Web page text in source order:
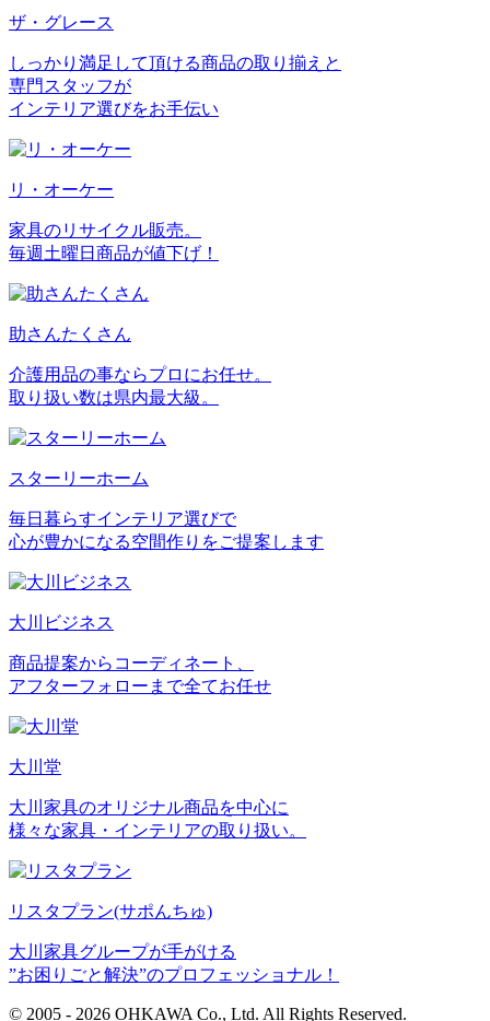
ザ・グレース
しっかり満足して頂ける商品の取り揃えと
専門スタッフが
インテリア選びをお手伝い
リ・オーケー
家具のリサイクル販売。
毎週土曜日商品が値下げ！
助さんたくさん
介護用品の事ならプロにお任せ。
取り扱い数は県内最大級。
スターリーホーム
毎日暮らすインテリア選びで
心が豊かになる空間作りをご提案します
大川ビジネス
商品提案からコーディネート、
アフターフォローまで全てお任せ
大川堂
大川家具のオリジナル商品を中心に
様々な家具・インテリアの取り扱い。
リスタプラン(サポんちゅ)
大川家具グループが手がける
”お困りごと解決”のプロフェッショナル！
© 2005 - 2026 OHKAWA Co., Ltd. All Rights Reserved.